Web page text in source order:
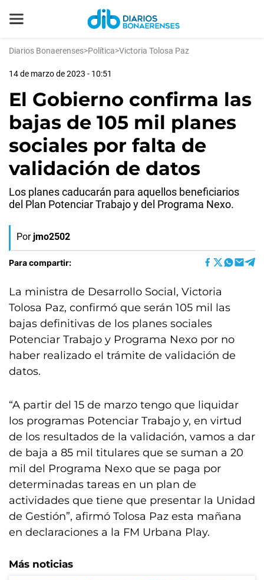
Diarios Bonaerenses>Política>Victoria Tolosa Paz
14 de marzo de 2023 - 10:51
El Gobierno confirma las
bajas de 105 mil planes
sociales por falta de
validación de datos
Los planes caducarán para aquellos beneficiarios
del Plan Potenciar Trabajo y del Programa Nexo.
Por jmo2502
Para compartir:
La ministra de Desarrollo Social, Victoria
Tolosa Paz, confirmó que serán 105 mil las
bajas definitivas de los planes sociales
Potenciar Trabajo y Programa Nexo por no
haber realizado el trámite de validación de
datos.
“A partir del 15 de marzo tengo que liquidar
los programas Potenciar Trabajo y, en virtud
de los resultados de la validación, vamos a dar
de baja a 85 mil titulares que se suman a 20
mil del Programa Nexo que se paga por
determinadas tareas en un plan de
actividades que tiene que presentar la Unidad
de Gestión”, afirmó Tolosa Paz esta mañana
en declaraciones a la FM Urbana Play.
Más noticias